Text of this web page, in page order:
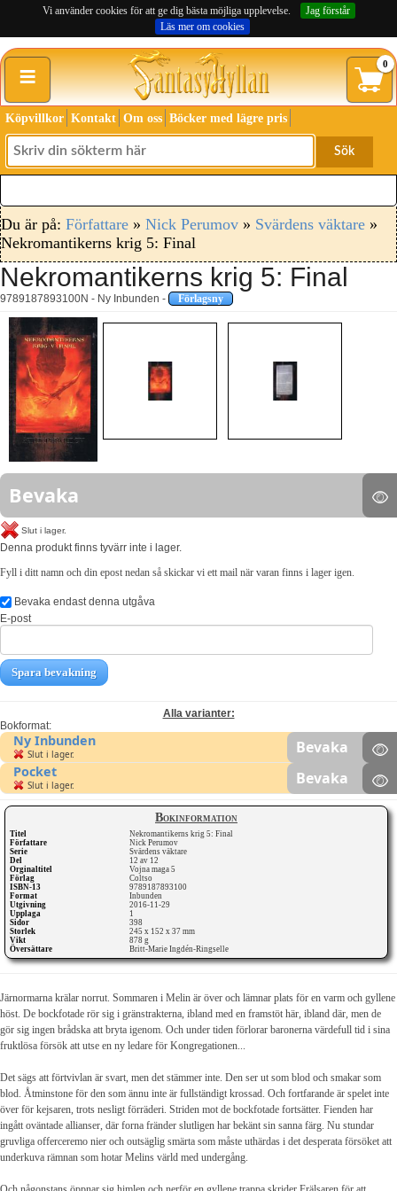
Vi använder cookies för att ge dig bästa möjliga upplevelse.
Jag förstår
Läs mer om cookies
≡ 0
Köpvillkor Kontakt Om oss Böcker med lägre pris
Sök
Du är på: Författare » Nick Perumov » Svärdens väktare »
Nekromantikerns krig 5: Final
Nekromantikerns krig 5: Final
9789187893100N - Ny Inbunden - Förlagsny
Bokinformation
Titel
Nekromantikerns krig 5: Final
Författare
Nick Perumov
Serie
Svärdens väktare
Del
12 av 12
Orginaltitel
Vojna maga 5
Förlag
Coltso
ISBN-13
9789187893100
Format
Inbunden
Utgivning
2016-11-29
Upplaga
1
Sidor
398
Storlek
245 x 152 x 37 mm
Vikt
878 g
Översättare
Britt-Marie Ingdén-Ringselle
Bevaka
Slut i lager.
Denna produkt finns tyvärr inte i lager.
Fyll i ditt namn och din epost nedan så skickar vi ett mail när varan finns i lager igen.
Bevaka endast denna utgåva
E-post
Spara bevakning
Alla varianter:
Bokformat:
Ny Inbunden
Slut i lager. Bevaka
Pocket
Slut i lager. Bevaka
Järnormarna krälar norrut. Sommaren i Melin är över och lämnar plats för en varm och gyllene
höst. De bockfotade rör sig i gränstrakterna, ibland med en framstöt här, ibland där, men de
gör sig ingen brådska att bryta igenom. Och under tiden förlorar baronerna värdefull tid i sina
fruktlösa försök att utse en ny ledare för Kongregationen...
Det sägs att förtvivlan är svart, men det stämmer inte. Den ser ut som blod och smakar som
blod. Åtminstone för den som ännu inte är fullständigt krossad. Och fortfarande är spelet inte
över för kejsaren, trots nesligt förräderi. Striden mot de bockfotade fortsätter. Fienden har
ingått oväntade allianser, där forna fränder slutligen har bekänt sin sanna färg. Nu stundar
gruvliga offerceremo nier och outsäglig smärta som måste uthärdas i det desperata försöket att
underkuva rämnan som hotar Melins värld med undergång.